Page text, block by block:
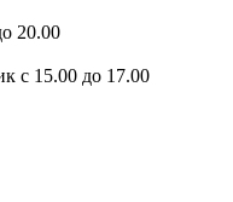
20.00
с 15.00 до 17.00